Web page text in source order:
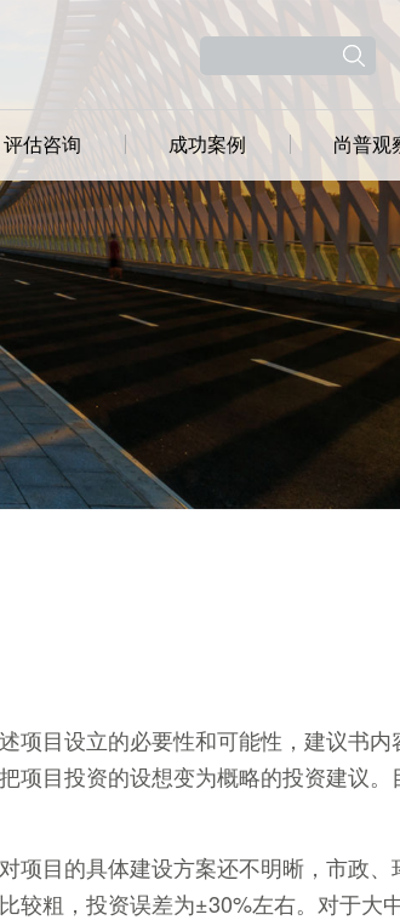
评估咨询 成功案例 尚普观
项目设立的必要性和可能性，建议书
项目投资的设想变为概略的投资建议
项目的具体建设方案还不明晰，市政
较粗，投资误差为±30%左右。对于大